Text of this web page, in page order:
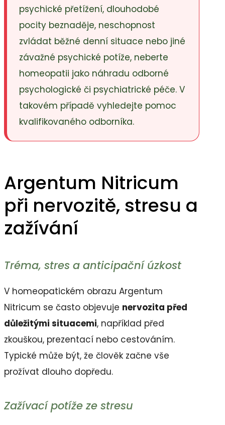
psychické přetížení, dlouhodobé
pocity beznaděje, neschopnost
zvládat běžné denní situace nebo jiné
závažné psychické potíže, neberte
homeopatii jako náhradu odborné
psychologické či psychiatrické péče. V
takovém případě vyhledejte pomoc
kvalifikovaného odborníka.
Argentum Nitricum
při nervozitě, stresu a
zažívání
Tréma, stres a anticipační úzkost
V homeopatickém obrazu Argentum
Nitricum se často objevuje nervozita před
důležitými situacemi, například před
zkouškou, prezentací nebo cestováním.
Typické může být, že člověk začne vše
prožívat dlouho dopředu.
Zažívací potíže ze stresu